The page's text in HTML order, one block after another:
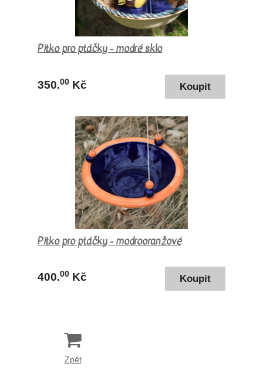
Pítko pro ptáčky - modré sklo
350.00 Kč
Pítko pro ptáčky - modrooranžové
400.00 Kč
Zpět